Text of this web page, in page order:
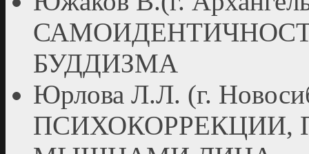
БУДДИЗМА
Юрлова Л.Л. (г.
ПСИХОКОРРЕКЦИИ,